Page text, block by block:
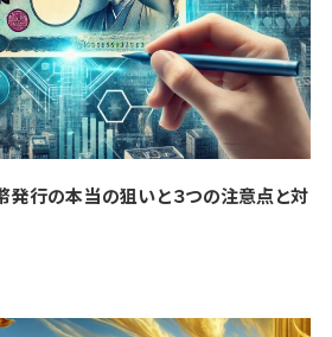
発行の本当の狙いと３つの注意点と対